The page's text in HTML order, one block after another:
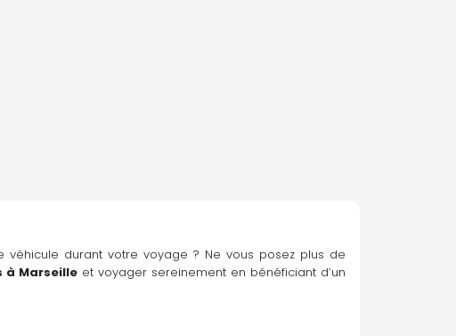
durant votre voyage ? Ne vous posez plus de
à Marseille et voyager sereinement en bénéficiant d’un